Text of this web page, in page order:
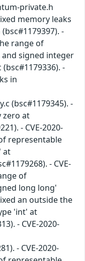
private.h
memory leaks
-
range of
signed integer
-
in
(bsc#1179345). -
zero at
- CVE-2020-
representable
at
- CVE-
of
long long'
an outside the
'int' at
- CVE-2020-
- CVE-2020-